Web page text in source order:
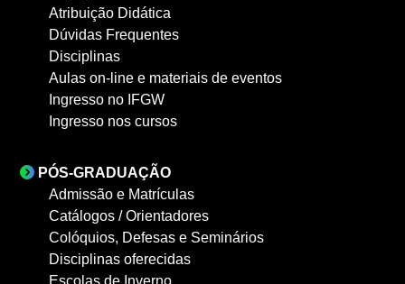
Atribuição Didática
Dúvidas Frequentes
Disciplinas
Aulas on-line e materiais de eventos
Ingresso no IFGW
Ingresso nos cursos
PÓS-GRADUAÇÃO
Admissão e Matrículas
Catálogos / Orientadores
Colóquios, Defesas e Seminários
Disciplinas oferecidas
Escolas de Inverno